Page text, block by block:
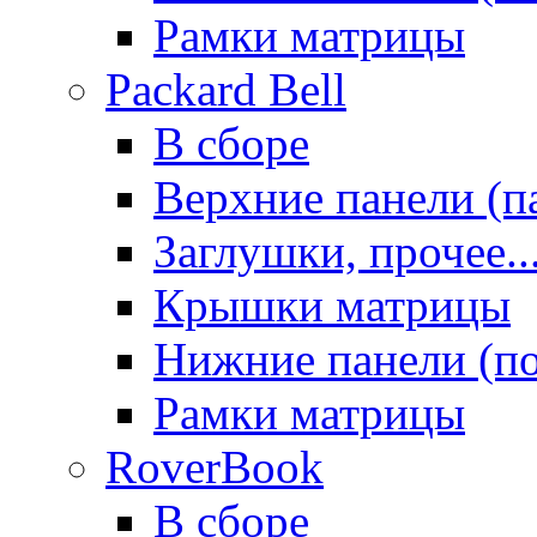
Рамки матрицы
Packard Bell
В сборе
Верхние панели
Заглушки,
Крышки матрицы
Нижние панели
Рамки матрицы
RoverBook
В сборе